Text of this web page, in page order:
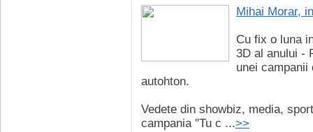
Mihai Morar,
Cu fix o luna
3D al anului -
unei campanii
autohton.
Vedete din showbiz, media,
campania "Tu c ...>>